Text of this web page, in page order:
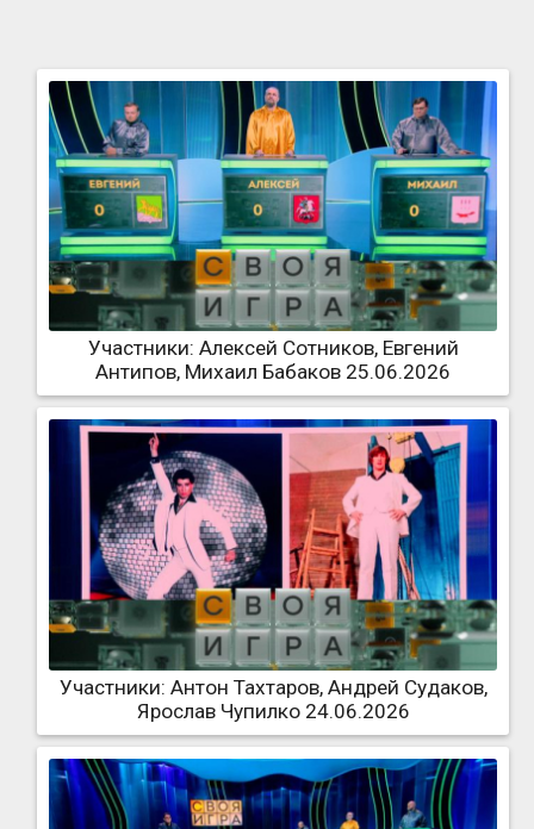
Участники: Алексей Сотников, Евгений
Антипов, Михаил Бабаков 25.06.2026
Участники: Антон Тахтаров, Андрей Судаков,
Ярослав Чупилко 24.06.2026